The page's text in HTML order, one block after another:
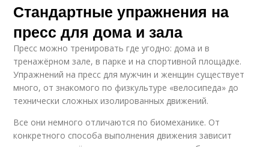
Стандартные упражнения на
пресс для дома и зала
Пресс можно тренировать где угодно: дома и в
тренажёрном зале, в парке и на спортивной площадке.
Упражнений на пресс для мужчин и женщин существует
много, от знакомого по физкультуре «велосипеда» до
технически сложных изолированных движений.
Все они немного отличаются по биомеханике. От
конкретного способа выполнения движения зависит